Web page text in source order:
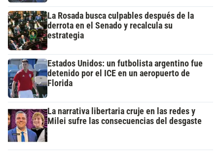
La Rosada busca culpables después de la
derrota en el Senado y recalcula su
estrategia
Estados Unidos: un futbolista argentino fue
detenido por el ICE en un aeropuerto de
Florida
La narrativa libertaria cruje en las redes y
Milei sufre las consecuencias del desgaste